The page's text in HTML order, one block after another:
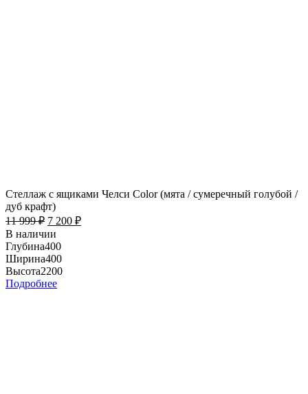
Стеллаж с ящиками Челси Color (мята / сумеречный голубой /
дуб крафт)
11 999₽ 7 200 ₽
В наличии
Глубина400
Ширина400
Высота2200
Подробнее